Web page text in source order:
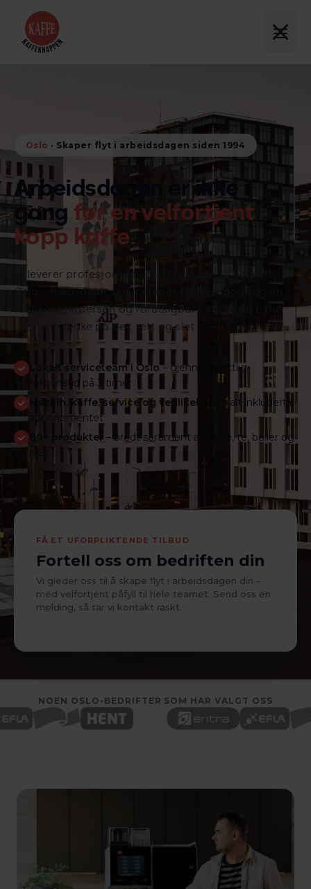
Oslo · Skaper flyt i arbeidsdagen siden 1994
Arbeidsdagen er ikke i
gang før en velfortjent
kopp kaffe.
Vi leverer profesjonelle kaffeløsninger til bedrifter i
Oslo – med lokalt serviceteam, rask respons og én
fast kontaktperson og forutsigbare kostnader. Du
slipper å tenke på det, rett og slet.
Lokalt serviceteam i Oslo– gjennomsnittlig
responstid på 3 timer
Maskin, kaffe, service og vedlikehold
– alt inkludert i
abonnementet
80+ produkter – bredt sortiment av kaffe, te, boller og
FÅ ET UFORPLIKTENDE TILBUD
Fortell oss om bedriften din
Vi gleder oss til å skape flyt i arbeidsdagen din –
med velfortjent påfyll til hele teamet. Send oss en
melding, så tar vi kontakt raskt.
NOEN OSLO-BEDRIFTER SOM HAR VALGT OSS